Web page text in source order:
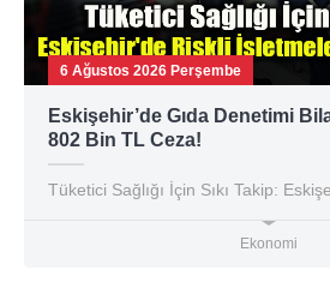
6 Ağustos 2026 Perşembe
Eskişehir’de Gıda Denetimi
802 Bin TL Ceza!
Tüketici Sağlığı İçin Sıkı Takip:
Ekonomi